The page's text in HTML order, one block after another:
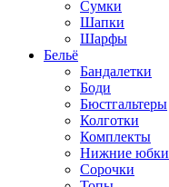
Сумки
Шапки
Шарфы
Бельё
Бандалетки
Боди
Бюстгальтеры
Колготки
Комплекты
Нижние юбки
Сорочки